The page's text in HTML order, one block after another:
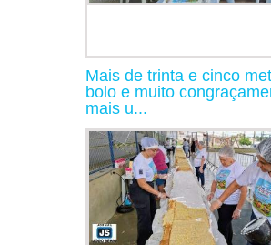
Mais de trinta e cinco
bolo e muito
mais u...